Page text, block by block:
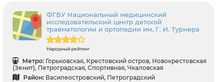
ФГБУ Национальный медицинский
исследовательский центр детской
травматологии и ортопедии им. Г. И. Турнера
Народный рейтинг
Метро: Горьковская, Крестовский остров, Новокрестовская
(Зенит), Петроградская, Спортивная, Чкаловская
Район: Василеостровский, Петроградский